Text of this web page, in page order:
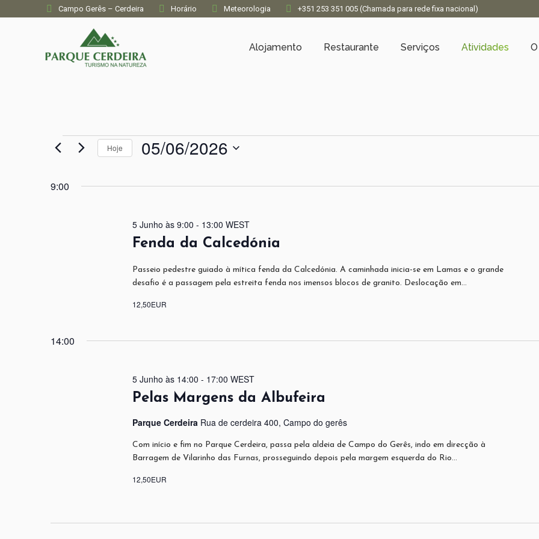
Campo Gerês – Cerdeira Horário Meteorologia +351 253 351 005 (Chamada para rede fixa nacional)
Alojamento Restaurante Serviços Atividades
Eventos
for
05/06/2026
Hoje 05/06/2026
9:00
Fenda da Calcedónia
5 Junho às 9:00 - 13:00 WEST
Passeio pedestre guiado à mítica fenda da Calcedónia. A caminhada inicia-se em Lamas e o grande
desafio é a passagem pela estreita fenda nos imensos blocos de granito. Deslocação em…
12,50EUR
14:00
Pelas Margens da Albufeira
5 Junho às 14:00 - 17:00 WEST
Parque Cerdeira Rua de cerdeira 400, Campo do gerês
Com início e fim no Parque Cerdeira, passa pela aldeia de Campo do Gerês, indo em direcção à
Barragem de Vilarinho das Furnas, prosseguindo depois pela margem esquerda do Rio…
12,50EUR